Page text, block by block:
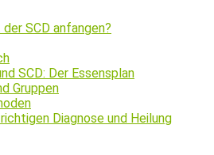
SCD anfangen?
SCD: Der Essensplan
Gruppen
Diagnose und Heilung